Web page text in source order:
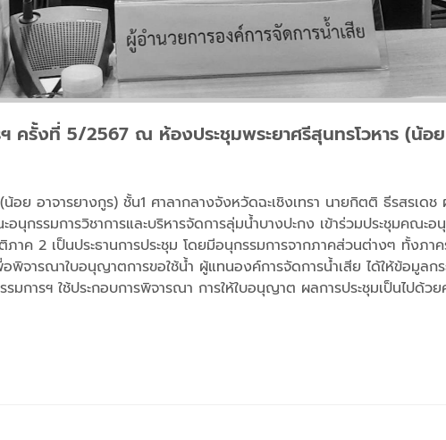
รั้งที่ 5/2567 ณ ห้องประชุมพระยาศรีสุนทรโวหาร (น้อย
อาจารยางกูร) ชั้น1 ศาลากลางจังหวัดฉะเชิงเทรา นายกิตติ ธีรสรเดช
นุกรรมการวิชาการและบริหารจัดการลุ่มน้ำบางปะกง เข้าร่วมประชุมคณ
าค 2 เป็นประธานการประชุม โดยมีอนุกรรมการจากภาคส่วนต่างๆ ทั้งภ
จารณาใบอนุญาตการขอใช้น้ำ ผู้แทนองค์การจัดการน้ำเสีย ได้ให้ข้อมูลกร
ารฯ ใช้ประกอบการพิจารณา การให้ใบอนุญาต ผลการประชุมเป็นไปด้วย